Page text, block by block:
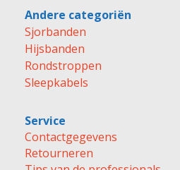
Andere categoriën
Sjorbanden
Hijsbanden
Rondstroppen
Sleepkabels
Service
Contactgegevens
Retourneren